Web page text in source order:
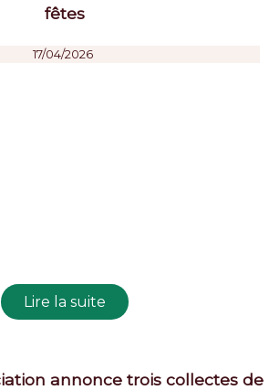
fêtes
17/04/2026
annonce trois collectes de